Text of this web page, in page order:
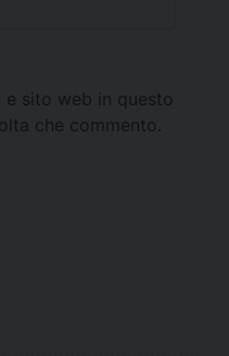
e sito web in questo
che commento.